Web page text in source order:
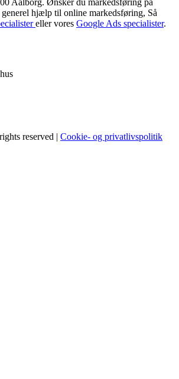
Aalborg. Ønsker du markedsføring på
hjælp til online markedsføring, Så
eller vores Google Ads specialister.
reserved | Cookie- og privatlivspolitik